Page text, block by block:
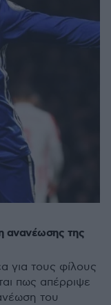
ανανέωσης της
για τους φίλους
πως απέρριψε
του